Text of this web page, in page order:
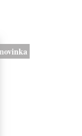
novinka